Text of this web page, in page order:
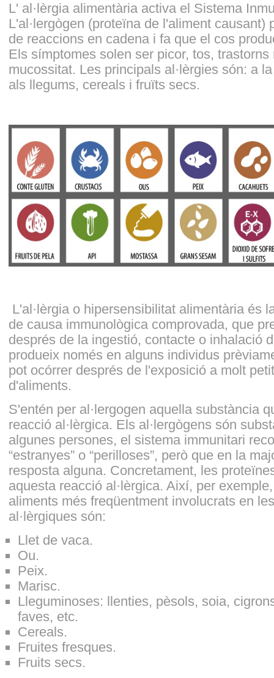
L' al·lèrgia alimentària activa el Sistema
L'al·lergògen (proteïna de l'aliment causant)
de reaccions en cadena i fa que el cos
Els símptomes solen ser picor, tos, trastorns
mucossitat. Les principals al·lèrgies són: a
als llegums, cereals i fruïts secs.
L'al·lèrgia o hipersensibilitat alimentària és
de causa immunològica comprovada, que
després de la ingestió, contacte o inhalació
produeix només en alguns individus
pot ocórrer després de l'exposició a molt
d'aliments.
S'entén per al·lergogen aquella substància
reacció al·lèrgica. Els al·lergògens són
algunes persones, el sistema immunitari
“estranyes” o “perilloses”, però que en la
resposta alguna. Concretament, les
aquesta reacció al·lèrgica. Així, per
aliments més freqüentment involucrats en
al·lèrgiques són:
Llet de vaca.
Ou.
Peix.
Marisc.
Lleguminoses: llenties, pèsols, soia,
faves, etc.
Cereals.
Fruites fresques.
Fruits secs.